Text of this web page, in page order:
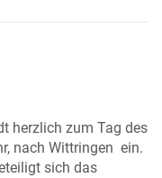
herzlich zum Tag des
nach Wittringen ein.
sich das